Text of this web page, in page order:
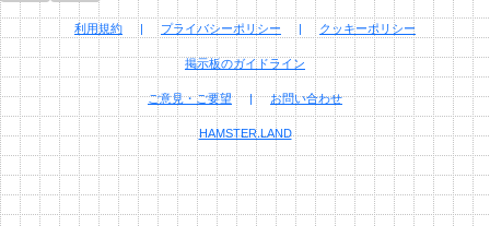
利用規約 | プライバシーポリシー | クッキーポリシー
掲示板のガイドライン
ご意見・ご要望 | お問い合わせ
HAMSTER.LAND